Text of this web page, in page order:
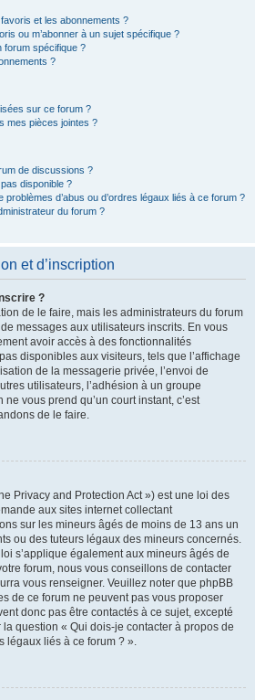
et les abonnements ?
ou m’abonner à un sujet spécifique ?
forum spécifique ?
?
sur ce forum ?
mes pièces jointes ?
de discussions ?
disponible ?
d’abus ou d’ordres légaux liés à ce forum ?
du forum ?
et d’inscription
?
de le faire, mais les administrateurs du forum
messages aux utilisateurs inscrits. En vous
avoir accès à des fonctionnalités
disponibles aux visiteurs, tels que l’affichage
de la messagerie privée, l’envoi de
utilisateurs, l’adhésion à un groupe
ne vous prend qu’un court instant, c’est
de le faire.
Privacy and Protection Act ») est une loi des
aux sites internet collectant
sur les mineurs âgés de moins de 13 ans un
ou des tuteurs légaux des mineurs concernés.
s’applique également aux mineurs âgés de
forum, nous vous conseillons de contacter
vous renseigner. Veuillez noter que phpBB
de ce forum ne peuvent pas vous proposer
donc pas être contactés à ce sujet, excepté
la question « Qui dois-je contacter à propos de
légaux liés à ce forum ? ».